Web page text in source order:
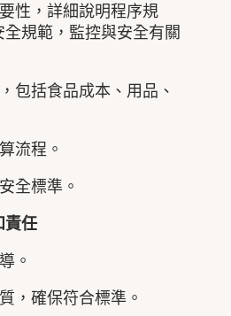
性，詳細說明程序規
規範，監控與安全有關
包括食品成本、用品、
流程。
全標準。
責任
。
，確保符合標準。